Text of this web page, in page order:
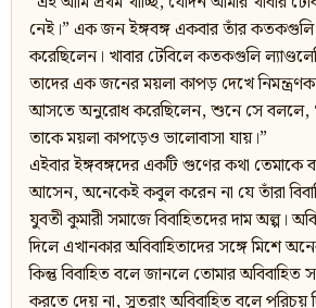
নেই।” এক জন ইঙ্গবঙ্গ একবার তাঁর কতকগুলি
করেছিলেন। খাবার টেবিলে কতকগুলি
তাদের এক জনের ময়লা কাপড় দেখে
আসতে অনুরোধ করেছিলেন, শুনে সে বললে,
তাকে ময়লা কাপড়েও ভালোবাসা যায়।”
এইবার ইঙ্গবঙ্গদের একটি গুণের কথা তেমাকে
আসেন, অনেকেই কবুল করেন না যে তাঁরা
যুবতী কুমারী সমাজে বিবাহিতদের দাম অল্প।
দিলে এখানকার অবিবাহিতাদের সঙ্গে মিশে
কিন্তু বিবাহিত বলে জানলে তোমার অবিবাহিত
করতে দেয় না, সুতরাং অবিবাহিত বলে